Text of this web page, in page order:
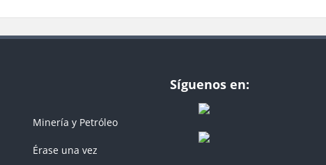
Minería y Petróleo
Érase una vez
Síguenos en: